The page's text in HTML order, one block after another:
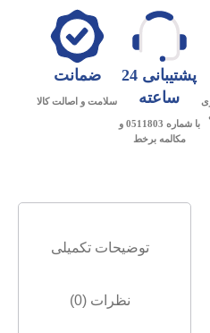
پشتیبانی 24
ساعته
با شماره 0511803 و
مکالمه برخط
ضمانت
سلامت و اصالت کالا
توضیحات تکمیلی
نظرات (0)